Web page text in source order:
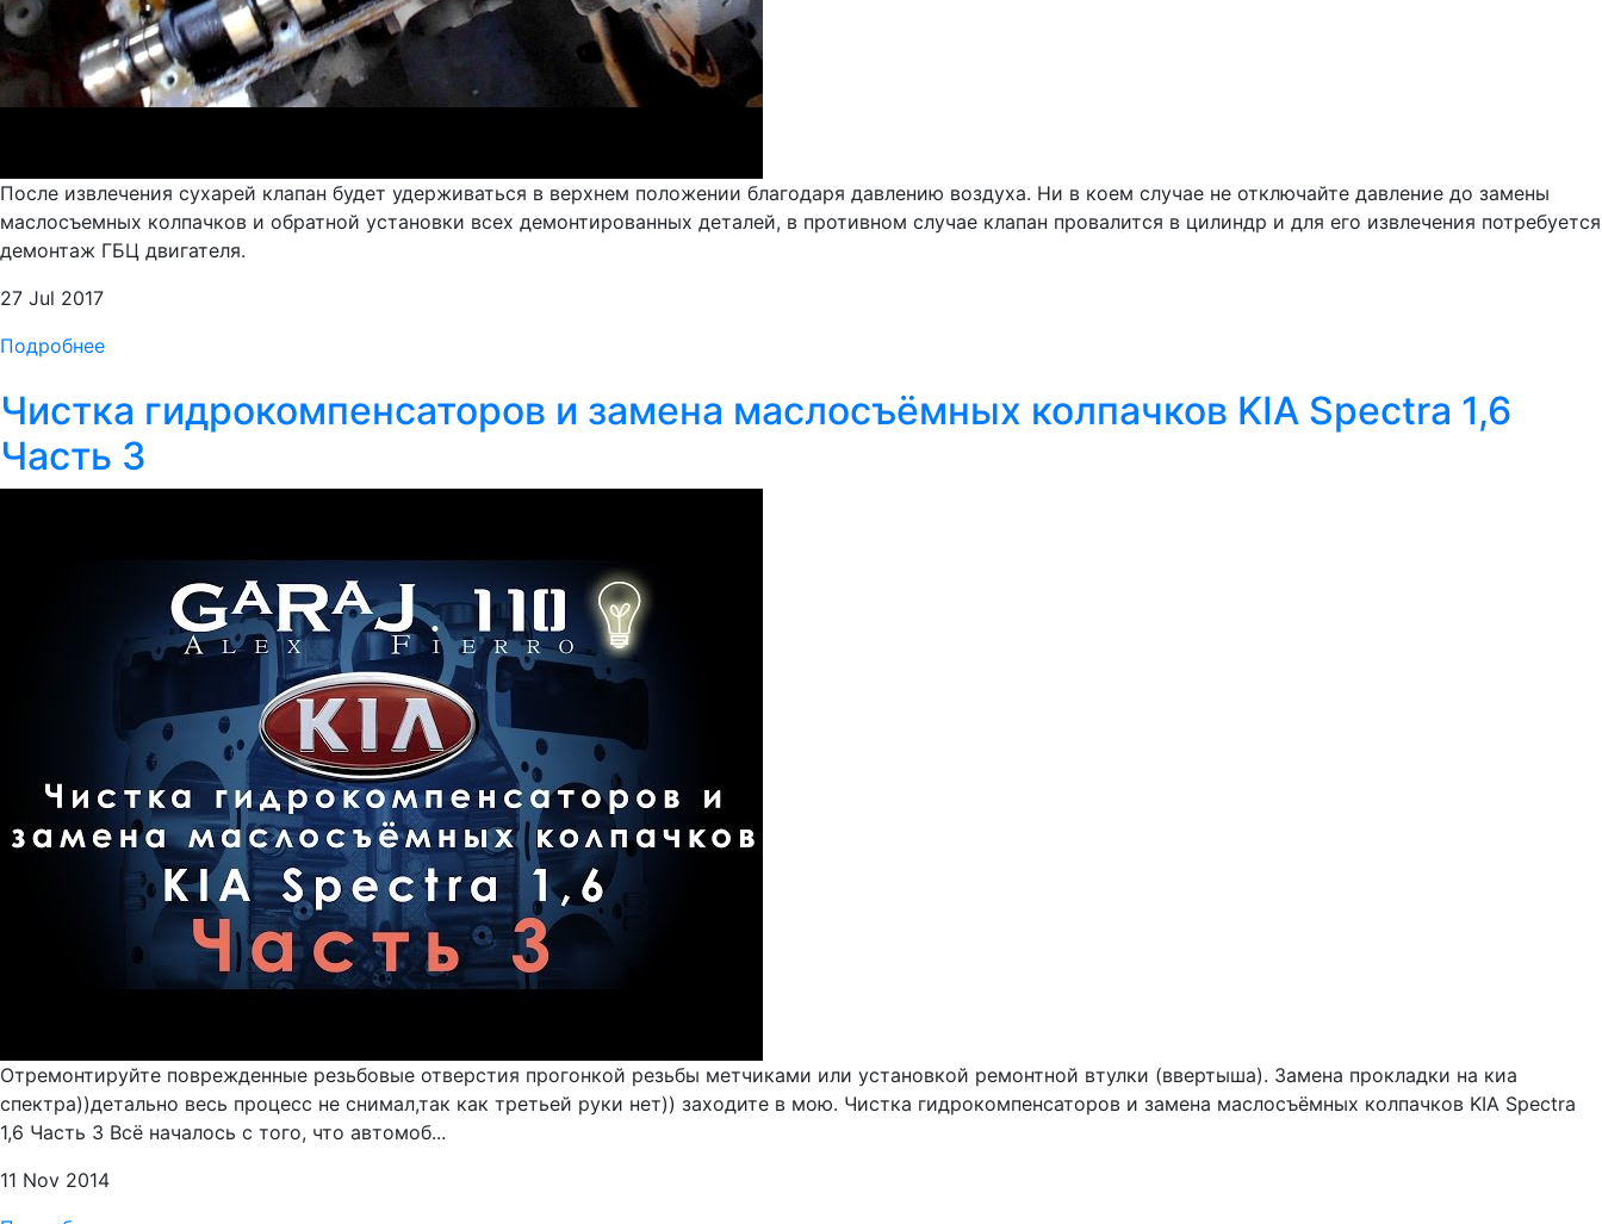
После извлечения сухарей клапан будет удерживаться в верхнем положении благодаря давлению воздуха. Ни в коем случае не отключайте давление до замены
маслосъемных колпачков и обратной установки всех демонтированных деталей, в противном случае клапан провалится в цилиндр и для его извлечения потребуется
демонтаж ГБЦ двигателя.
27 Jul 2017
Подробнее
Чистка гидрокомпенсаторов и замена маслосъёмных колпачков KIA Spectra 1,6
Часть 3
Отремонтируйте поврежденные резьбовые отверстия прогонкой резьбы метчиками или установкой ремонтной втулки (ввертыша). Замена прокладки на киа
спектра))детально весь процесс не снимал,так как третьей руки нет)) заходите в мою. Чистка гидрокомпенсаторов и замена маслосъёмных колпачков KIA Spectra
1,6 Часть 3 Всё началось с того, что автомоб...
11 Nov 2014